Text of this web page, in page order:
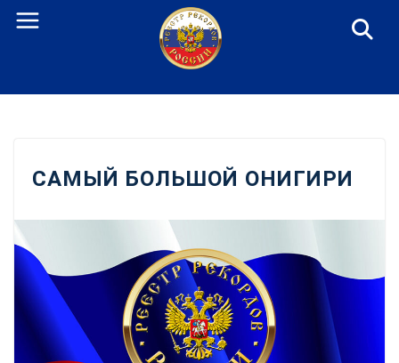
Перейти
САМЫЙ БОЛЬШОЙ ОНИГИРИ